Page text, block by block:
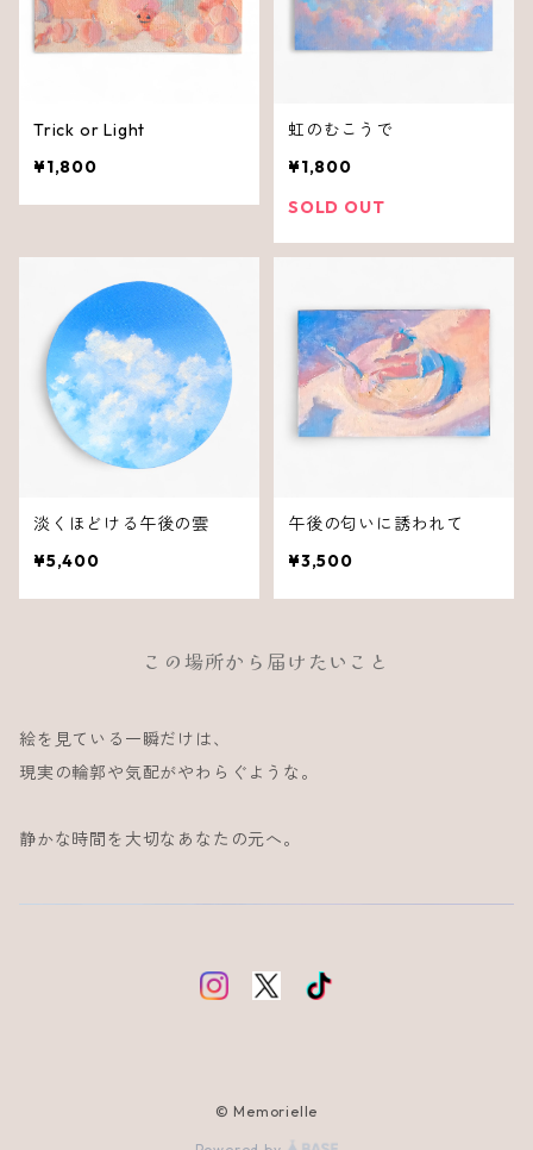
Trick or Light
¥1,800
虹のむこうで
¥1,800
SOLD OUT
淡くほどける午後の雲
¥5,400
午後の匂いに誘われて
¥3,500
この場所から届けたいこと
絵を見ている一瞬だけは、
現実の輪郭や気配がやわらぐような。
静かな時間を大切なあなたの元へ。
© Memorielle